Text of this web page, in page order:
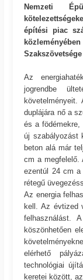
Nemzeti
építési piac
Az
jogrendbe
követelményeit.
duplájára nő a
és a
új szabályozást
beton alá már
cm a megfelelő.
ezentúl 24 cm
rétegű
Az energia
kell. Az évtized
felhasználást.
köszönhetően
elérhető
technológiai
keretei között,